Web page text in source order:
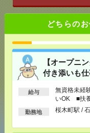
どちらの
【オープニ
付き添いも
給与
無資格未経
いOK ■扶
以上
勤務地 桜木町駅 /
メールで送る
シェア